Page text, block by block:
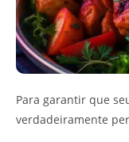
Para garantir que
verdadeiramente